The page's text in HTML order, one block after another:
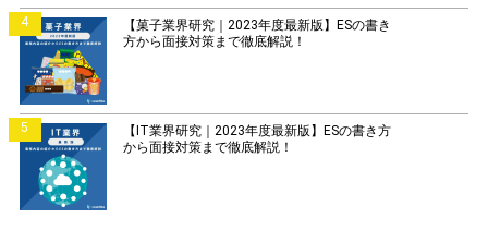
4
【菓子業界研究｜2023年度最新版】ESの書き
方から面接対策まで徹底解説！
5
【IT業界研究｜2023年度最新版】ESの書き方
から面接対策まで徹底解説！